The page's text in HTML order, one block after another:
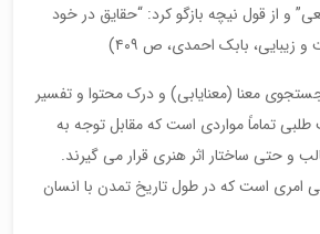
و از قول نیچه بازگو کرد: “حقایق در خود
زیبایی، بابک احمدی، ص ۴۰۹)
معنا (معنایابی) و درک محتوا و تفسیر
تماماً مواردی است که مقابل توجه به
و حتی ساختار اثر هنری قرار می گیرند.
امری است که در طول تاریخ تمدن با انسان